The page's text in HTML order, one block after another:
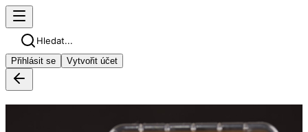
Hledat...
Přihlásit se Vytvořit účet